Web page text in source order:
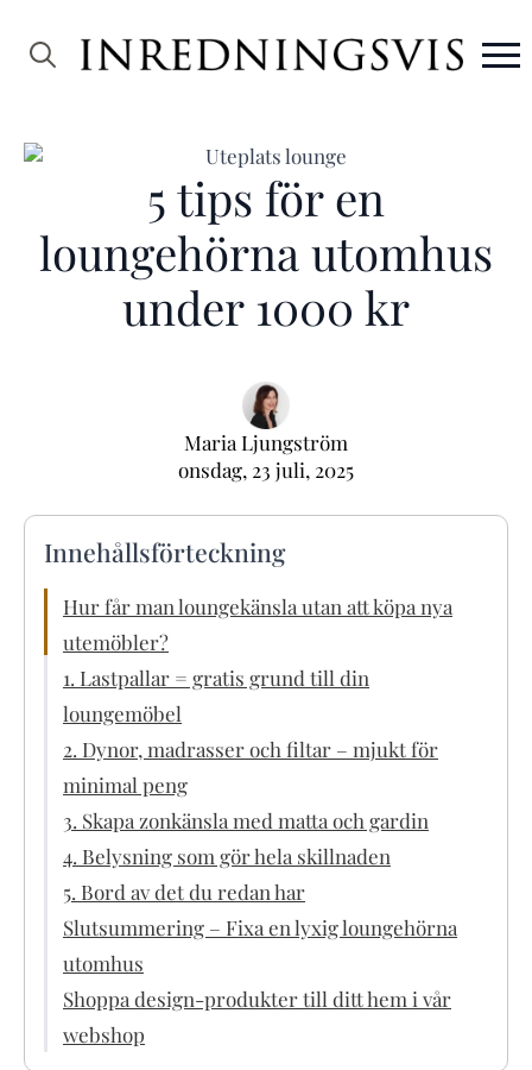
5 tips för en
loungehörna utomhus
under 1000 kr
Maria Ljungström
onsdag, 23 juli, 2025
Innehållsförteckning
Hur får man loungekänsla utan att köpa nya
utemöbler?
1. Lastpallar = gratis grund till din
loungemöbel
2. Dynor, madrasser och filtar – mjukt för
minimal peng
3. Skapa zonkänsla med matta och gardin
4. Belysning som gör hela skillnaden
5. Bord av det du redan har
Slutsummering – Fixa en lyxig loungehörna
utomhus
Shoppa design-produkter till ditt hem i vår
webshop